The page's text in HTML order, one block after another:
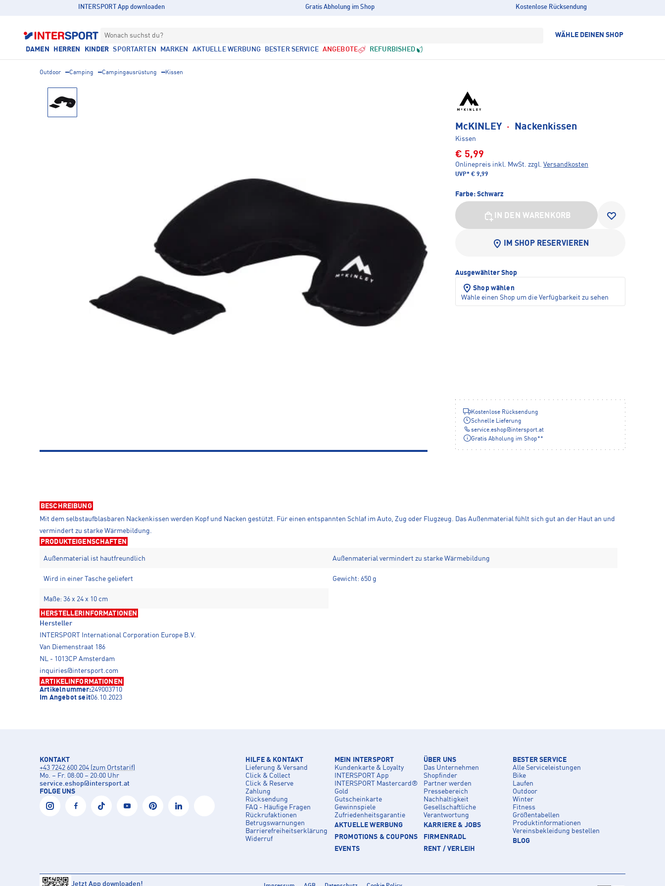
INTERSPORT App downloaden Gratis Abholung im Shop Kostenlose Rücksendung
Wonach suchst du? WÄHLE DEINEN SHOP
DAMEN HERREN KINDER SPORTARTEN MARKEN AKTUELLE WERBUNG BESTER SERVICE ANGEBOTE REFURBISHED
Outdoor Camping Campingausrüstung Kissen
McKINLEY · Nackenkissen
Kissen
€ 5,99
Onlinepreis inkl. MwSt. zzgl. Versandkosten
UVP* € 9,99
Farbe: Schwarz
IN DEN WARENKORB
IM SHOP RESERVIEREN
Ausgewählter Shop
Shop wählen
Wähle einen Shop um die Verfügbarkeit zu sehen
Kostenlose Rücksendung
Schnelle Lieferung
service.eshop@intersport.at
Gratis Abholung im Shop**
BESCHREIBUNG
Mit dem selbstaufblasbaren Nackenkissen werden Kopf und Nacken gestützt. Für einen entspannten Schlaf im Auto, Zug oder Flugzeug. Das Außenmaterial fühlt sich gut an der Haut an und
vermindert zu starke Wärmebildung.
PRODUKTEIGENSCHAFTEN
Außenmaterial ist hautfreundlich Außenmaterial vermindert zu starke Wärmebildung
Wird in einer Tasche geliefert Gewicht: 650 g
Maße: 36 x 24 x 10 cm
HERSTELLERINFORMATIONEN
Hersteller
INTERSPORT International Corporation Europe B.V.
Van Diemenstraat 186
NL - 1013CP Amsterdam
inquiries@intersport.com
ARTIKELINFORMATIONEN
Artikelnummer:249003710
Im Angebot seit06.10.2023
KONTAKT
+43 7242 600 204 (zum Ortstarif)
Mo. – Fr. 08:00 – 20:00 Uhr
service.eshop@intersport.at
FOLGE UNS
HILFE & KONTAKT
Lieferung & Versand
Click & Collect
Click & Reserve
Zahlung
Rücksendung
FAQ - Häufige Fragen
Rückrufaktionen
Betrugswarnungen
Barrierefreiheitserklärung
Widerruf
MEIN INTERSPORT
Kundenkarte & Loyalty
INTERSPORT App
INTERSPORT Mastercard®
Gold
Gutscheinkarte
Gewinnspiele
Zufriedenheitsgarantie
AKTUELLE WERBUNG
PROMOTIONS & COUPONS
EVENTS
ÜBER UNS
Das Unternehmen
Shopfinder
Partner werden
Pressebereich
Nachhaltigkeit
Gesellschaftliche
Verantwortung
KARRIERE & JOBS
FIRMENRADL
RENT / VERLEIH
BESTER SERVICE
Alle Serviceleistungen
Bike
Laufen
Outdoor
Winter
Fitness
Größentabellen
Produktinformationen
Vereinsbekleidung bestellen
BLOG
Jetzt App downloaden!